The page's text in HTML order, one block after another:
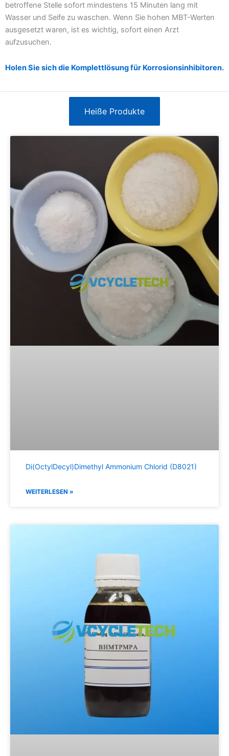
betroffene Stelle sofort mindestens 15 Minuten lang mit
Wasser und Seife zu waschen. Wenn Sie hohen MBT-Werten
ausgesetzt waren, ist es wichtig, sofort einen Arzt
aufzusuchen.
Holen Sie sich die Komplettlösung für Korrosionsinhibitoren.
Heiße Produkte
Di(OctylDecyl)Dimethyl Ammonium Chlorid (D8021)
WEITERLESEN »